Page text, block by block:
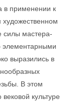
в применении к
художественном
силы мастера-
элементарными
выразились в
В этом
культуре